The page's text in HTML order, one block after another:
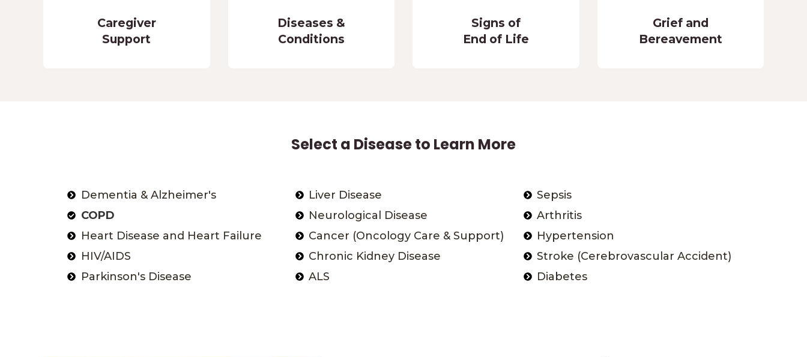
Caregiver
Support
Diseases &
Conditions
Signs of
End of Life
Grief and
Bereavement
Select a Disease to Learn More
Dementia & Alzheimer's
COPD
Heart Disease and Heart Failure
HIV/AIDS
Parkinson's Disease
Liver Disease
Neurological Disease
Cancer (Oncology Care & Support)
Chronic Kidney Disease
ALS
Sepsis
Arthritis
Hypertension
Stroke (Cerebrovascular Accident)
Diabetes